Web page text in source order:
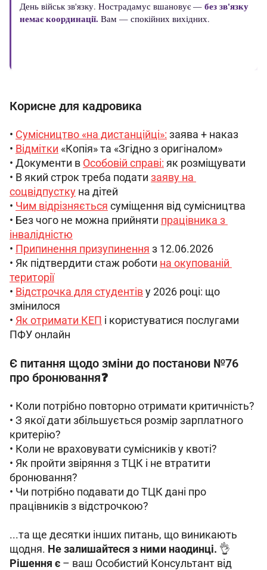
Корисне для кадровика
• Сумісництво «на дистанційці»: заява + наказ
• Відмітки «Копія» та «Згідно з оригіналом»
• Документи в Особовій справі: як розміщувати
• В який строк треба подати заяву на
соцвідпустку на дітей
​• Чим відрізняється суміщення від сумісництва
• Без чого не можна прийняти працівника з
інвалідністю
• Припинення призупинення з 12.06.2026
• Як підтвердити стаж роботи на окупованій
території
• Відстрочка для студентів у 2026 році: що
змінилося
• Як отримати КЕП і користуватися послугами
ПФУ онлайн
Є питання щодо зміни до постанови №76
про бронювання❓
• Коли потрібно повторно отримати критичність?
• З якої дати збільшується розмір зарплатного
критерію?
• Коли не враховувати сумісників у квоті?
• Як пройти звіряння з ТЦК і не втратити
бронювання?
• Чи потрібно подавати до ТЦК дані про
працівників з відстрочкою?
...та ще десятки інших питань, що виникають
щодня. Не залишайтеся з ними наодинці. 👌
Рішення є – ваш Особистий Консультант від